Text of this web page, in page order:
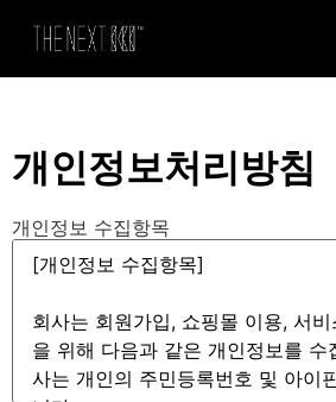
개인정보처리방침
개인정보 수집항목